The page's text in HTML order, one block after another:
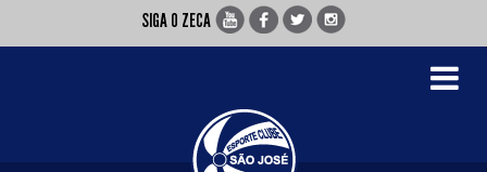
SIGA O ZECA
Toggle